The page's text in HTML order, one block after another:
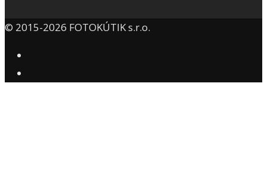
© 2015-2026 FOTOKÚTIK s.r.o.